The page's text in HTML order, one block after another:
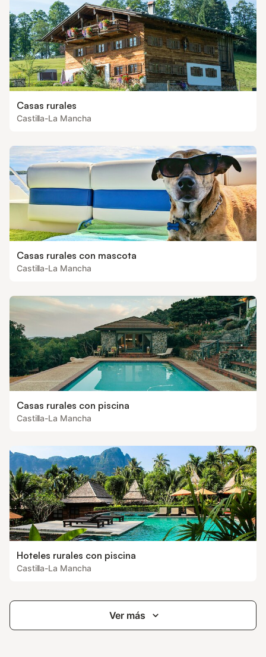
Casas rurales
Castilla-La Mancha
Casas rurales con mascota
Castilla-La Mancha
Casas rurales con piscina
Castilla-La Mancha
Hoteles rurales con piscina
Castilla-La Mancha
Ver más